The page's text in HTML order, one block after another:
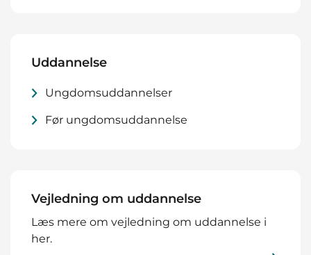
Uddannelse
Ungdomsuddannelser
Før ungdomsuddannelse
Vejledning om uddannelse
Læs mere om vejledning om uddannelse i
her.